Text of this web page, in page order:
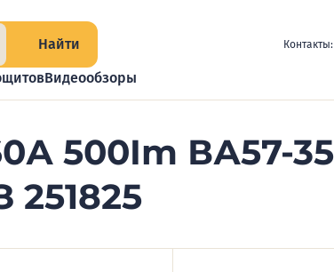
Найти Контакты:
Видеообзоры
500Im ВА57-